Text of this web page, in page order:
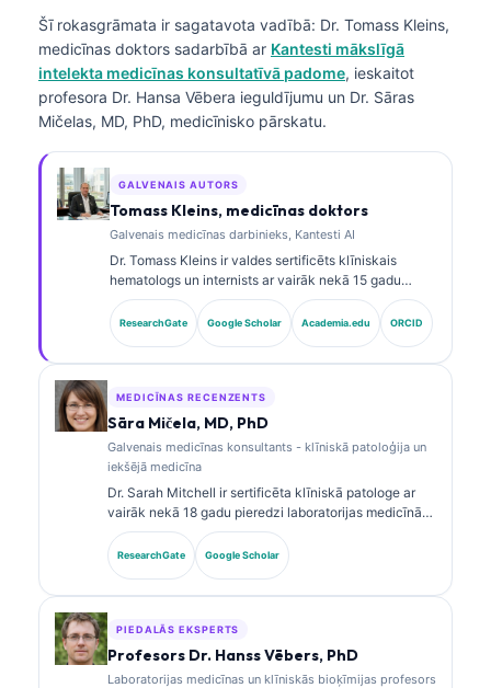
Šī rokasgrāmata ir sagatavota vadībā: Dr. Tomass Kleins,
medicīnas doktors sadarbībā ar Kantesti mākslīgā
intelekta medicīnas konsultatīvā padome, ieskaitot
profesora Dr. Hansa Vēbera ieguldījumu un Dr. Sāras
Mičelas, MD, PhD, medicīnisko pārskatu.
GALVENAIS AUTORS
Tomass Kleins, medicīnas doktors
Galvenais medicīnas darbinieks, Kantesti AI
Dr. Tomass Kleins ir valdes sertificēts klīniskais
hematologs un internists ar vairāk nekā 15 gadu
pieredzi laboratorijas medicīnā un ar AI atbalstītā
klīniskā analīzē. Kā Kantesti AI galvenais medicīnas
darbinieks viņš nodrošina klīnisku uzraudzību par
interpretāciju un laboratorijas diagnostiku
laboratorijas medicīnas jomā.
ResearchGate Google Scholar Academia.edu ORCID
MEDICĪNAS RECENZENTS
Sāra Mičela, MD, PhD
Galvenais medicīnas konsultants - klīniskā patoloģija un
iekšējā medicīna
Dr. Sarah Mitchell ir sertificēta klīniskā patologe ar
vairāk nekā 18 gadu pieredzi laboratorijas medicīnā
un diagnostikas analīzē. Viņai ir specializētas
sertifikācijas klīniskajā ķīmijā, un viņa plaši
publicējusi pētījumus par biomarķieru paneļiem un
ResearchGate Google Scholar
PIEDALĀS EKSPERTS
Profesors Dr. Hanss Vēbers, PhD
Laboratorijas medicīnas un klīniskās bioķīmijas profesors